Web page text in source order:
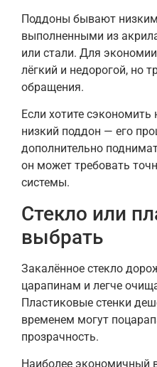
Поддоны бывают
выполненными из
или стали. Для
лёгкий и недорогой, но
обращения.
Если хотите
низкий поддон — его
дополнительно
он может требовать
системы.
Стекло или
выбрать
Закалённое стекло
царапинам и легче
Пластиковые стенки
временем могут
прозрачность.
Наиболее экономичный